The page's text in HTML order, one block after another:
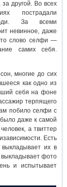
за другой. Во всех
пострадали
За всеми
невинное, даже
слово селфи —
самих себя.
многие до сих
как одно из
себя на фоне
терпящего
побило селфи с
даже к самой
а твиттер
Есть
их в
выкладывает фото
и испытывает